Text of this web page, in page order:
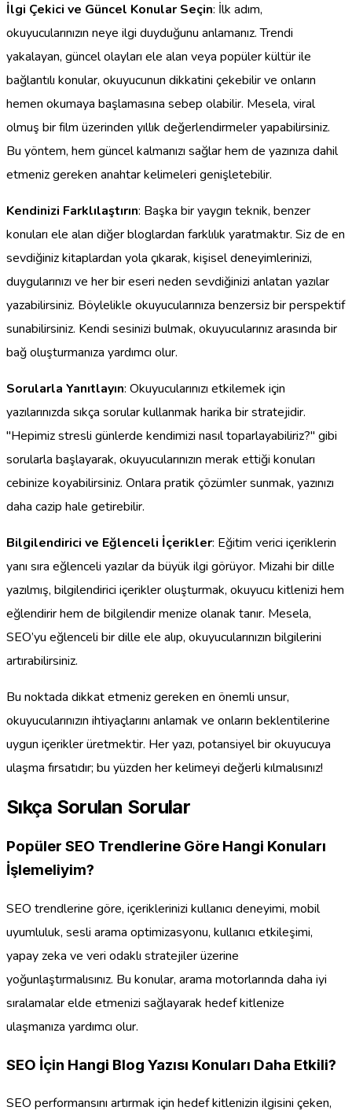
İlgi Çekici ve Güncel Konular Seçin: İlk adım,
okuyucularınızın neye ilgi duyduğunu anlamanız. Trendi
yakalayan, güncel olayları ele alan veya popüler kültür ile
bağlantılı konular, okuyucunun dikkatini çekebilir ve onların
hemen okumaya başlamasına sebep olabilir. Mesela, viral
olmuş bir film üzerinden yıllık değerlendirmeler yapabilirsiniz.
Bu yöntem, hem güncel kalmanızı sağlar hem de yazınıza dahil
etmeniz gereken anahtar kelimeleri genişletebilir.
Kendinizi Farklılaştırın: Başka bir yaygın teknik, benzer
konuları ele alan diğer bloglardan farklılık yaratmaktır. Siz de en
sevdiğiniz kitaplardan yola çıkarak, kişisel deneyimlerinizi,
duygularınızı ve her bir eseri neden sevdiğinizi anlatan yazılar
yazabilirsiniz. Böylelikle okuyucularınıza benzersiz bir perspektif
sunabilirsiniz. Kendi sesinizi bulmak, okuyucularınız arasında bir
bağ oluşturmanıza yardımcı olur.
Sorularla Yanıtlayın: Okuyucularınızı etkilemek için
yazılarınızda sıkça sorular kullanmak harika bir stratejidir.
"Hepimiz stresli günlerde kendimizi nasıl toparlayabiliriz?" gibi
sorularla başlayarak, okuyucularınızın merak ettiği konuları
cebinize koyabilirsiniz. Onlara pratik çözümler sunmak, yazınızı
daha cazip hale getirebilir.
Bilgilendirici ve Eğlenceli İçerikler: Eğitim verici içeriklerin
yanı sıra eğlenceli yazılar da büyük ilgi görüyor. Mizahi bir dille
yazılmış, bilgilendirici içerikler oluşturmak, okuyucu kitlenizi hem
eğlendirir hem de bilgilendir menize olanak tanır. Mesela,
SEO’yu eğlenceli bir dille ele alıp, okuyucularınızın bilgilerini
artırabilirsiniz.
Bu noktada dikkat etmeniz gereken en önemli unsur,
okuyucularınızın ihtiyaçlarını anlamak ve onların beklentilerine
uygun içerikler üretmektir. Her yazı, potansiyel bir okuyucuya
ulaşma fırsatıdır; bu yüzden her kelimeyi değerli kılmalısınız!
Sıkça Sorulan Sorular
Popüler SEO Trendlerine Göre Hangi Konuları
İşlemeliyim?
SEO trendlerine göre, içeriklerinizi kullanıcı deneyimi, mobil
uyumluluk, sesli arama optimizasyonu, kullanıcı etkileşimi,
yapay zeka ve veri odaklı stratejiler üzerine
yoğunlaştırmalısınız. Bu konular, arama motorlarında daha iyi
sıralamalar elde etmenizi sağlayarak hedef kitlenize
ulaşmanıza yardımcı olur.
SEO İçin Hangi Blog Yazısı Konuları Daha Etkili?
SEO performansını artırmak için hedef kitlenizin ilgisini çeken,